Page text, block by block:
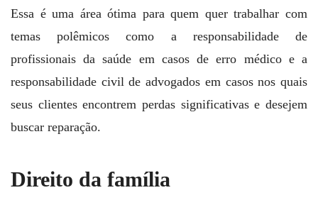
Essa é uma área ótima para quem quer trabalhar com
temas polêmicos como a responsabilidade de
profissionais da saúde em casos de erro médico e a
responsabilidade civil de advogados em casos nos quais
seus clientes encontrem perdas significativas e desejem
buscar reparação.
Direito da família